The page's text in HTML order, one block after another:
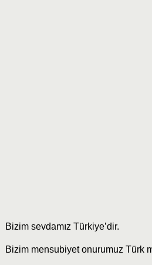
Bizim sevdamız Türkiye’dir.
Bizim mensubiyet onurumuz Türk